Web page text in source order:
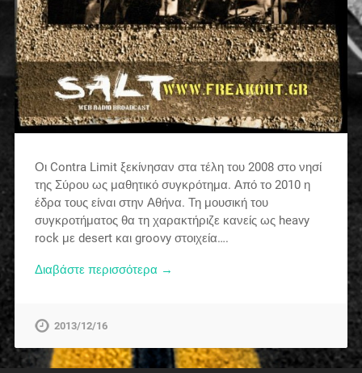
Οι Contra Limit ξεκίνησαν στα τέλη του 2008 στο νησί
της Σύρου ως μαθητικό συγκρότημα. Από το 2010 η
έδρα τους είναι στην Αθήνα. Τη μουσική του
συγκροτήματος θα τη χαρακτήριζε κανείς ως heavy
rock με desert και groovy στοιχεία….
Διαβάστε περισσότερα →
2013/12/16